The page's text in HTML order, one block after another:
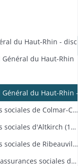
du Haut-Rhin
09AL2 Fonds de l'office d'assurances sociales de Colmar-Campagne (1918-1940)
10AL2 Fonds de l'office d'assurances sociales d'Altkirch (1918-1939)
11AL2 Fonds de l'office d'assurances sociales de Ribeauvillé (1919-1940)
12AL2 Fonds de l'office provisoire d'assurances sociales de Saint-Amarin (1916-1918)